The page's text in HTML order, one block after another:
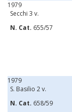
1979
Secchi 3 v.
N. Cat. 655/57
1979
S. Basilio 2 v.
N. Cat. 658/59